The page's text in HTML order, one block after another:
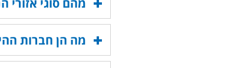
מהם סוגי אזורי
מה הן חברות